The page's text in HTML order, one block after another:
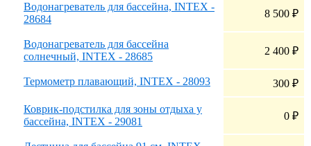
Водонагреватель для бассейна, INTEX -
28684
8 500 ₽
Водонагреватель для бассейна
солнечный, INTEX - 28685
2 400 ₽
Термометр плавающий, INTEX - 28093 300 ₽
Коврик-подстилка для зоны отдыха у
бассейна, INTEX - 29081
0 ₽